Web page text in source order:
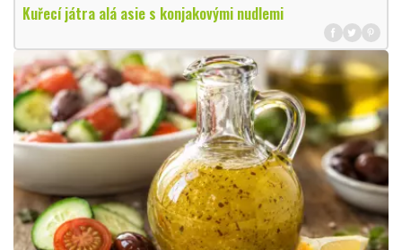
Kuřecí játra alá asie s konjakovými nudlemi